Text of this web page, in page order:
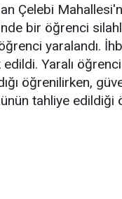
Çelebi
bir öğrenci
yaralandı.
Yaralı
öğrenilirken,
tahliye edildiği